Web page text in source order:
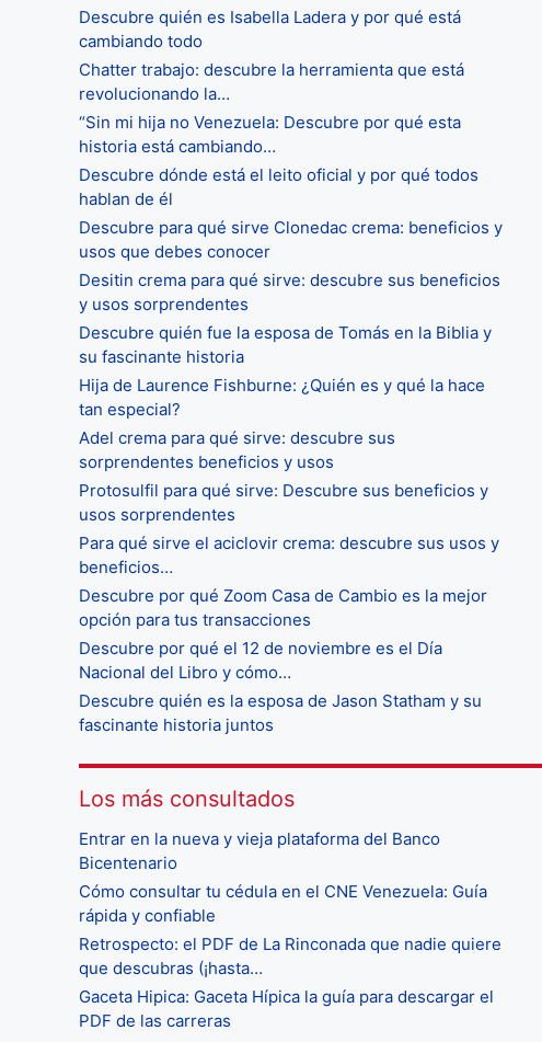
Descubre quién es Isabella Ladera y por qué está
cambiando todo
Chatter trabajo: descubre la herramienta que está
revolucionando la…
“Sin mi hija no Venezuela: Descubre por qué esta
historia está cambiando…
Descubre dónde está el leito oficial y por qué todos
hablan de él
Descubre para qué sirve Clonedac crema: beneficios y
usos que debes conocer
Desitin crema para qué sirve: descubre sus beneficios
y usos sorprendentes
Descubre quién fue la esposa de Tomás en la Biblia y
su fascinante historia
Hija de Laurence Fishburne: ¿Quién es y qué la hace
tan especial?
Adel crema para qué sirve: descubre sus
sorprendentes beneficios y usos
Protosulfil para qué sirve: Descubre sus beneficios y
usos sorprendentes
Para qué sirve el aciclovir crema: descubre sus usos y
beneficios…
Descubre por qué Zoom Casa de Cambio es la mejor
opción para tus transacciones
Descubre por qué el 12 de noviembre es el Día
Nacional del Libro y cómo…
Descubre quién es la esposa de Jason Statham y su
fascinante historia juntos
Los más consultados
Entrar en la nueva y vieja plataforma del Banco
Bicentenario
Cómo consultar tu cédula en el CNE Venezuela: Guía
rápida y confiable
Retrospecto: el PDF de La Rinconada que nadie quiere
que descubras (¡hasta…
Gaceta Hipica: Gaceta Hípica la guía para descargar el
PDF de las carreras